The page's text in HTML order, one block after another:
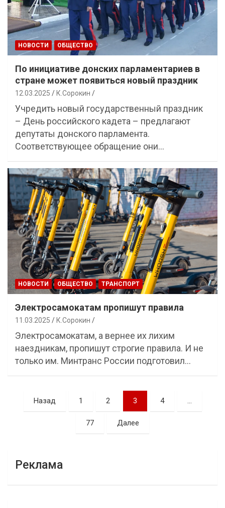
НОВОСТИ ОБЩЕСТВО
По инициативе донских парламентариев в
стране может появиться новый праздник
12.03.2025 К.Сорокин
Учредить новый государственный праздник
– День российского кадета – предлагают
депутаты донского парламента.
Соответствующее обращение они…
НОВОСТИ ОБЩЕСТВО ТРАНСПОРТ
Электросамокатам пропишут правила
11.03.2025 К.Сорокин
Электросамокатам, а вернее их лихим
наездникам, пропишут строгие правила. И не
только им. Минтранс России подготовил…
Навигация
Назад 1 2 3 4 …
77 Далее
Реклама